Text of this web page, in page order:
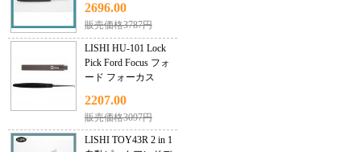
2696.00
販売価格3787円
LISHI HU-101 Lock
Pick Ford Focus フォ
ード フォーカス
2207.00
販売価格3097円
LISHI TOY43R 2 in 1